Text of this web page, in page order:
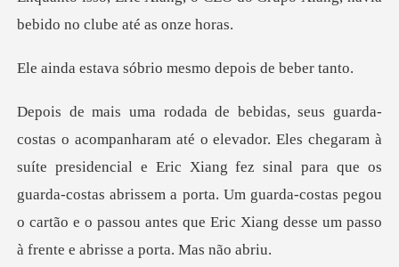
bebid
sóbrio mesmo depo
suíte presidencial e Eric Xiang fez sinal para que os
guarda-costas abrissem a porta. Um guarda-costas p